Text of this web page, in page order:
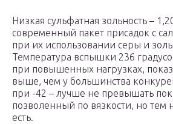
Низкая сульфатная зольность –
современный пакет присадок с
при их использовании серы и
Температура вспышки 236
при повышенных нагрузках,
выше, чем у большинства
при -42 – лучше не превышать
позволенный по вязкости, но тем
есть.